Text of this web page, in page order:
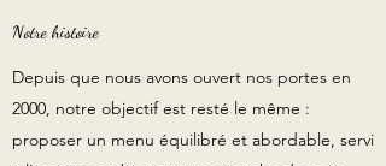
Notre histoire
Depuis que nous avons ouvert nos portes en
2000, notre objectif est resté le même :
proposer un menu équilibré et abordable, servi